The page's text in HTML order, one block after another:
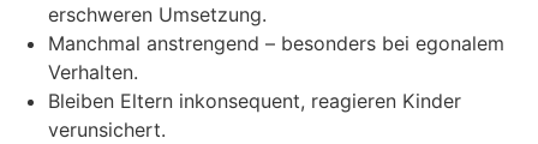
erschweren Umsetzung.
Manchmal anstrengend – besonders bei egonalem
Verhalten.
Bleiben Eltern inkonsequent, reagieren Kinder
verunsichert.